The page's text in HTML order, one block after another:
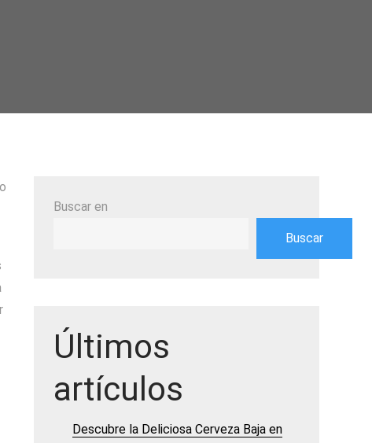
Buscar en
Buscar
Últimos
artículos
Descubre la Deliciosa Cerveza Baja en